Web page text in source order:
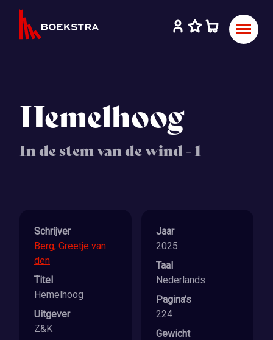
Hemelhoog
In de stem van de wind - 1
Schrijver
Berg, Greetje van
den
Titel
Hemelhoog
Uitgever
Z&K
Jaar
2025
Taal
Nederlands
Pagina's
224
Gewicht